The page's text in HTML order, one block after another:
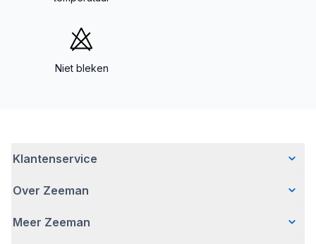
Niet bleken
Klantenservice
Veelgestelde vragen
Bezorgen
Over Zeeman
Wie wij zijn
Meer Zeeman